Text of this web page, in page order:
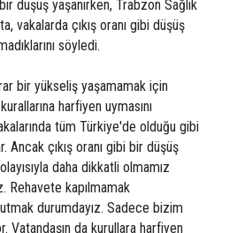
düşüş yaşanırken, Trabzon Sağlık
vakalarda çıkış oranı gibi düşüş
söyledi.
bir yükseliş yaşamamak için
harfiyen uymasını
tüm Türkiye'de olduğu gibi
Ancak çıkış oranı gibi bir düşüş
daha dikkatli olmamız
Rehavete kapılmamak
durumdayız. Sadece bizim
Vatandaşın da kurullara harfiyen